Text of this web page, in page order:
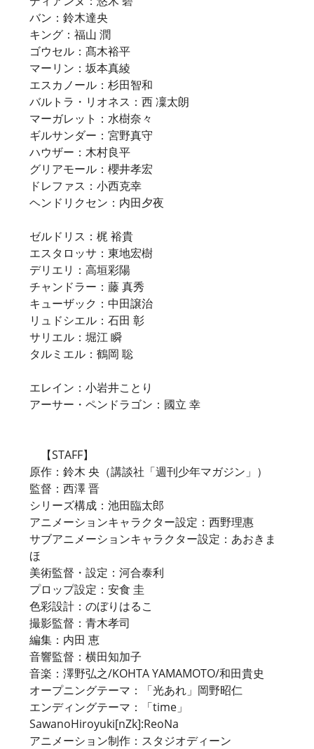
バン：鈴木達央
キング：福山 潤
ゴウセル：髙木裕平
マーリン：坂本真綾
エスカノール：杉田智和
バルトラ・リオネス：西 凜太朗
マーガレット：水樹奈々
ギルサンダー：宮野真守
ハウザー：木村良平
グリアモール：櫻井孝宏
ドレファス：小西克幸
ヘンドリクセン：内田夕夜
ゼルドリス：梶 裕貴
エスタロッサ：東地宏樹
デリエリ：高垣彩陽
チャンドラー：藤 真秀
キューザック：中田譲治
リュドシエル：石田 彰
サリエル：堀江 瞬
タルミエル：鶴岡 聡
エレイン：小岩井ことり
アーサー・ペンドラゴン：國立 幸
【STAFF】
原作：鈴木 央（講談社「週刊少年マガジン」）
監督：西澤 晋
シリーズ構成：池田臨太郎
アニメーションキャラクター設定：西野理惠
サブアニメーションキャラクター設定：あおきま
ほ
美術監督・設定：河合泰利
プロップ設定：安食 圭
色彩設計：のぼりはるこ
撮影監督：青木孝司
編集：内田 恵
音響監督：横田知加子
音楽：澤野弘之/KOHTA YAMAMOTO/和田貴史
オープニングテーマ：「光あれ」岡野昭仁
エンディングテーマ：「time」
SawanoHiroyuki[nZk]:ReoNa
アニメーション制作：スタジオディーン